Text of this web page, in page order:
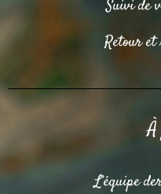
Suivi de
Retour et
L’équipe